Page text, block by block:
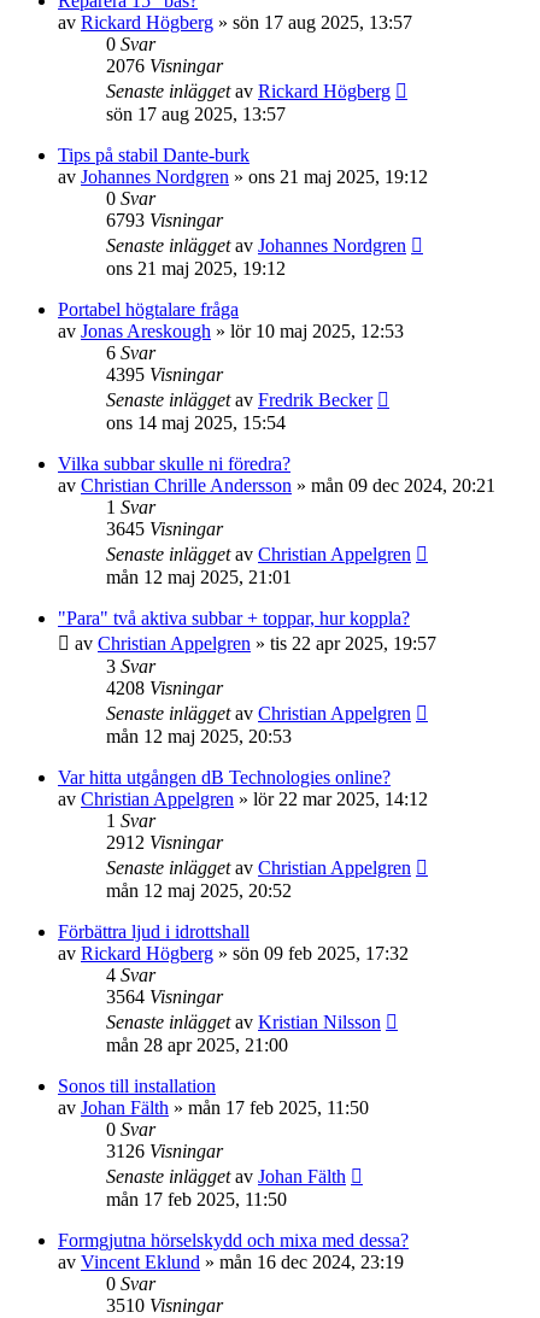
av Rickard Högberg » sön 17 aug 2025, 13:57
0 Svar
2076 Visningar
Senaste inläggetav Rickard Högberg
sön 17 aug 2025, 13:57
Tips på stabil Dante-burk
av Johannes Nordgren » ons 21 maj 2025, 19:12
0 Svar
6793 Visningar
Senaste inläggetav Johannes Nordgren
ons 21 maj 2025, 19:12
Portabel högtalare fråga
av Jonas Areskough » lör 10 maj 2025, 12:53
6 Svar
4395 Visningar
Senaste inläggetav Fredrik Becker
ons 14 maj 2025, 15:54
Vilka subbar skulle ni föredra?
av Christian Chrille Andersson » mån 09 dec 2024, 20:21
1 Svar
3645 Visningar
Senaste inläggetav Christian Appelgren
mån 12 maj 2025, 21:01
"Para" två aktiva subbar + toppar, hur koppla?
av Christian Appelgren » tis 22 apr 2025, 19:57
3 Svar
4208 Visningar
Senaste inläggetav Christian Appelgren
mån 12 maj 2025, 20:53
Var hitta utgången dB Technologies online?
av Christian Appelgren » lör 22 mar 2025, 14:12
1 Svar
2912 Visningar
Senaste inläggetav Christian Appelgren
mån 12 maj 2025, 20:52
Förbättra ljud i idrottshall
av Rickard Högberg » sön 09 feb 2025, 17:32
4 Svar
3564 Visningar
Senaste inläggetav Kristian Nilsson
mån 28 apr 2025, 21:00
Sonos till installation
av Johan Fälth » mån 17 feb 2025, 11:50
0 Svar
3126 Visningar
Senaste inläggetav Johan Fälth
mån 17 feb 2025, 11:50
Formgjutna hörselskydd och mixa med dessa?
av Vincent Eklund » mån 16 dec 2024, 23:19
0 Svar
3510 Visningar